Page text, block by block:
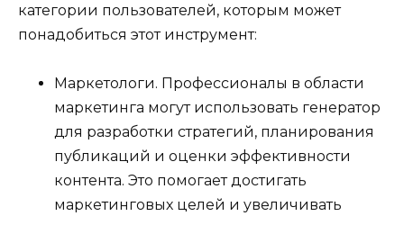
категории пользователей, которым может
понадобиться этот инструмент:
Маркетологи. Профессионалы в области
маркетинга могут использовать генератор
для разработки стратегий, планирования
публикаций и оценки эффективности
контента. Это помогает достигать
маркетинговых целей и увеличивать